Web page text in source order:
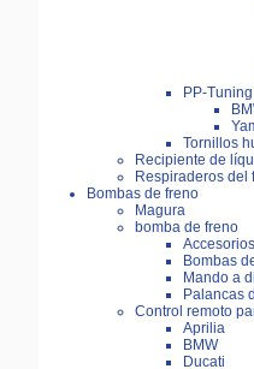
PP-Tuning
Tornillos
Recipiente de
Respiraderos del
Bombas de freno
Magura
bomba de freno
Bombas
Mando a
Palancas
Control remoto
Aprilia
BMW
Ducati